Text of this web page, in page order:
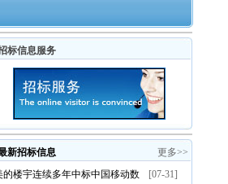
标信息服务
新招标信息
更多>>
的楼宇连续多年中标中国移动数
[07-31]